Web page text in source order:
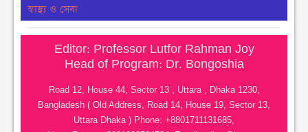
নোয়াখালীতে সাংবাদিকদের মধ্যে প্রীতি ফুটবল ম্যাচ
অনুষ্ঠীত
হবে– বরকত উল্যাহ বুলু
রবিবার ● ২ আগস্ট ২০২৬
স্বাস্থ্য ও সেবা
Editor: Professor Lutfor Rahman Joy
Head of Program: Dr. Bongoshia
Road 12, House 44, Sector 13 , Uttara , Dhaka 1230,
Bangladesh ( Old Address, Road 14, House 19, Sector 13,
Uttara Dhaka ) Phone: +8801711131685,